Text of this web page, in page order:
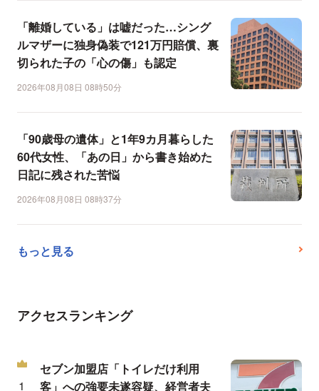
「離婚している」は嘘だった…シング
ルマザーに独身偽装で121万円賠償、裏
切られた子の「心の傷」も認定
2026年08月08日 08時50分
「90歳母の遺体」と1年9カ月暮らした
60代女性、「あの日」から書き始めた
日記に残された苦悩
2026年08月08日 08時37分
もっと見る
アクセスランキング
セブン加盟店「トイレだけ利用
客」への強要未遂容疑、経営者夫